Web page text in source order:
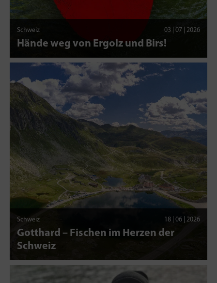
Schweiz 03 | 07 | 2026
Hände weg von Ergolz und Birs!
Schweiz 18 | 06 | 2026
Gotthard – Fischen im Herzen der
Schweiz